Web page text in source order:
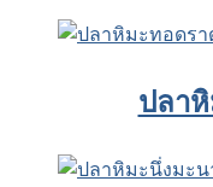
ปลา